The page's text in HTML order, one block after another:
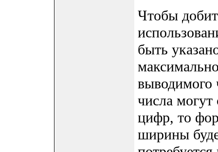
Чтобы
быть
числа
цифр, то
ширины